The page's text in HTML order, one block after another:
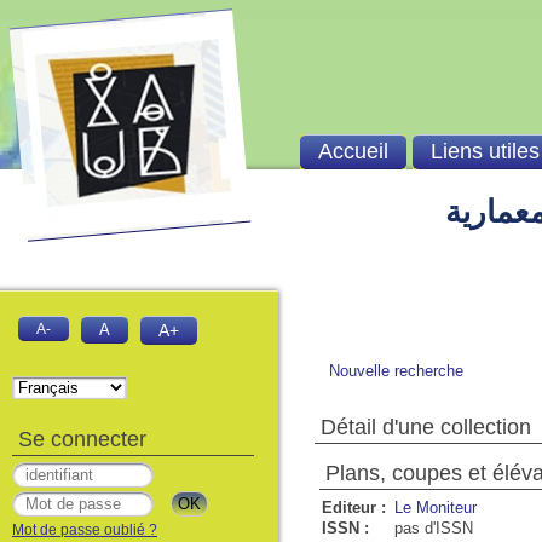
Nouvelle recherche
Détail d'une collection
Plans, coupes et
Editeur :
Le Moniteur
ISSN :
pas d'ISSN
Accueil Liens utiles
A- A A+
Se connecter
Mot de passe oublié ?